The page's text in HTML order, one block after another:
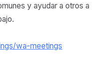
y ayudar a otros a
wa-meetings